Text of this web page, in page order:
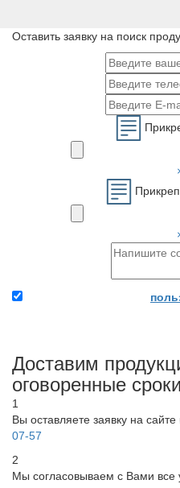
Оставить заявку на поиск
сразу сможем выставить
Вам счет.
Доставим
оговоренные сроки
1
Вы оставляете заявку на
07-57
2
Мы согласовываем с Вами все